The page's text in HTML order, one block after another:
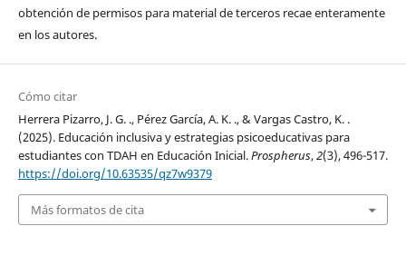
obtención de permisos para material de terceros recae enteramente
en los autores.
Cómo citar
Herrera Pizarro, J. G. ., Pérez García, A. K. ., & Vargas Castro, K. .
(2025). Educación inclusiva y estrategias psicoeducativas para
estudiantes con TDAH en Educación Inicial.Prospherus,2(3), 496-517.
https://doi.org/10.63535/qz7w9379
Más formatos de cita